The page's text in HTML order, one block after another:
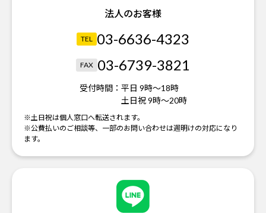
法人のお客様
TEL 03-6636-4323
FAX 03-6739-3821
受付時間： 平日 9時～18時
土日祝 9時～20時
※土日祝は個人窓口へ転送されます。
※公費払いのご相談等、一部のお問い合わせは週明けの対応になり
ます。